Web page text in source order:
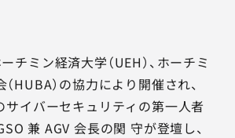
チミン経済大学（UEH）、ホーチミ
HUBA）の協力により開催され、
サイバーセキュリティの第一人者
兼 AGV 会長の関 守が登壇し、